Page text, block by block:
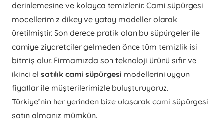
derinlemesine ve kolayca temizlenir. Cami süpürgesi
modellerimiz dikey ve yatay modeller olarak
üretilmiştir. Son derece pratik olan bu süpürgeler ile
camiye ziyaretçiler gelmeden önce tüm temizlik işi
bitmiş olur. Firmamızda son teknoloji ürünü sıfır ve
ikinci el satılık cami süpürgesi modellerini uygun
fiyatlar ile müşterilerimizle buluşturuyoruz.
Türkiye’nin her yerinden bize ulaşarak cami süpürgesi
satın almanız mümkün.